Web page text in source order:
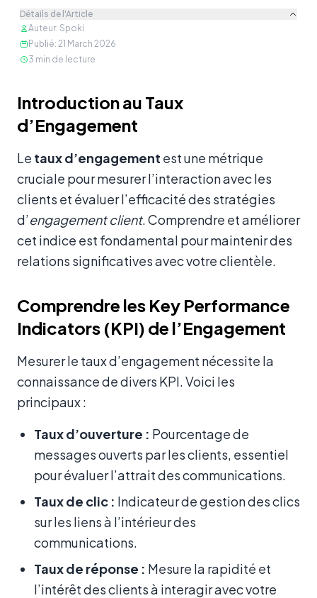
Détails de l'Article
Auteur: Spoki
Publié: 21 March 2026
3 min de lecture
Introduction au Taux
d’Engagement
Le taux d’engagement est une métrique
cruciale pour mesurer l’interaction avec les
clients et évaluer l’efficacité des stratégies
d’engagement client. Comprendre et améliorer
cet indice est fondamental pour maintenir des
relations significatives avec votre clientèle.
Comprendre les Key Performance
Indicators (KPI) de l’Engagement
Mesurer le taux d’engagement nécessite la
connaissance de divers KPI. Voici les
principaux :
Taux d’ouverture : Pourcentage de
messages ouverts par les clients, essentiel
pour évaluer l’attrait des communications.
Taux de clic : Indicateur de gestion des clics
sur les liens à l’intérieur des
communications.
Taux de réponse : Mesure la rapidité et
l’intérêt des clients à interagir avec votre